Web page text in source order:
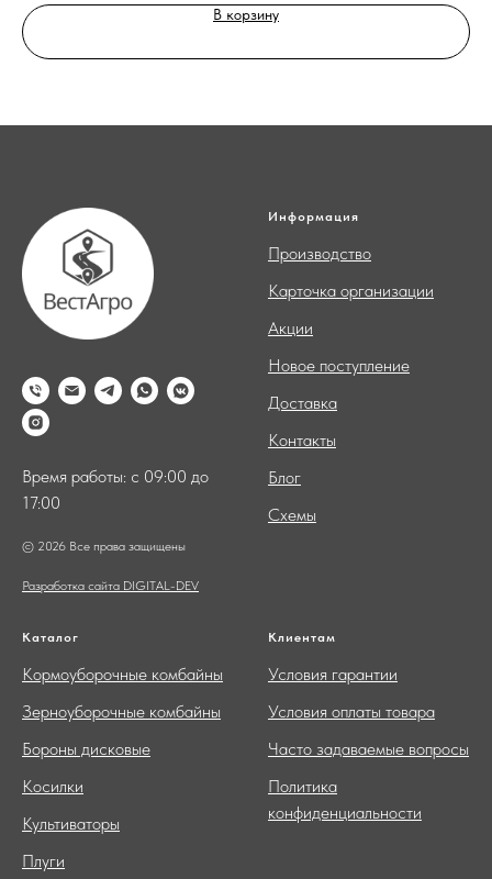
В корзину
Время работы: с 09:00 до
17:00
© 2026 Все права защищены
Разработка сайта DIGITAL-DEV
Информация
Производство
Карточка организации
Акции
Новое поступление
Доставка
Контакты
Блог
Схемы
Каталог
Кормоуборочные комбайны
Зерноуборочные комбайны
Бороны дисковые
Косилки
Культиваторы
Плуги
Клиентам
Условия гарантии
Условия оплаты товара
Часто задаваемые вопросы
Политика
конфиденциальности